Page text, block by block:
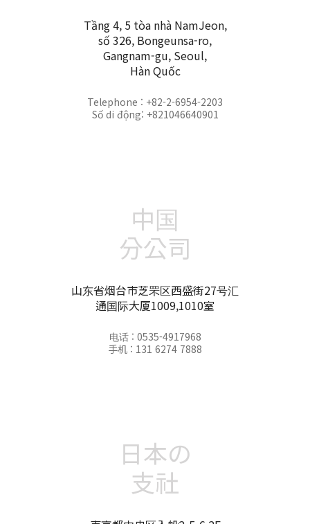
Tầng 4, 5 tòa nhà NamJeon,
số 326, Bongeunsa-ro,
Gangnam-gu, Seoul,
Hàn Quốc
Telephone : +82-2-6954-2203
Số di động: +821046640901
中国
分公司
山东省烟台市芝罘区西盛街27号汇
通国际大厦1009,1010室
电话 : 0535-4917968
手机 : 131 6274 7888
日本の
支社